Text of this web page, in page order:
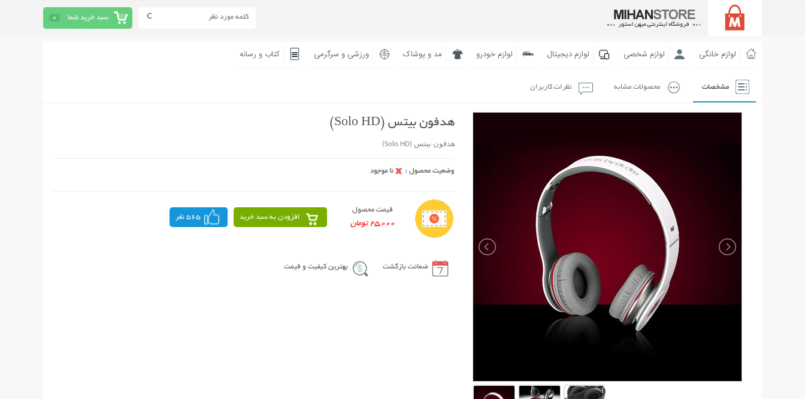
سبد خرید شما 0
لوازم خانگی لوازم شخصی لوازم دیجیتال لوازم خودرو مد و پوشاک ورزشی و سرگرمی کتاب و رسانه
مشخصات محصولات مشابه نظرات کاربران
هدفون بیتس (Solo HD)
هدفون بیتس (Solo HD)
قیمت محصول
25,000 تومان
افزودن به سبد خرید 565 نفر
ضمانت بازگشت بهترین کیفیت و قیمت